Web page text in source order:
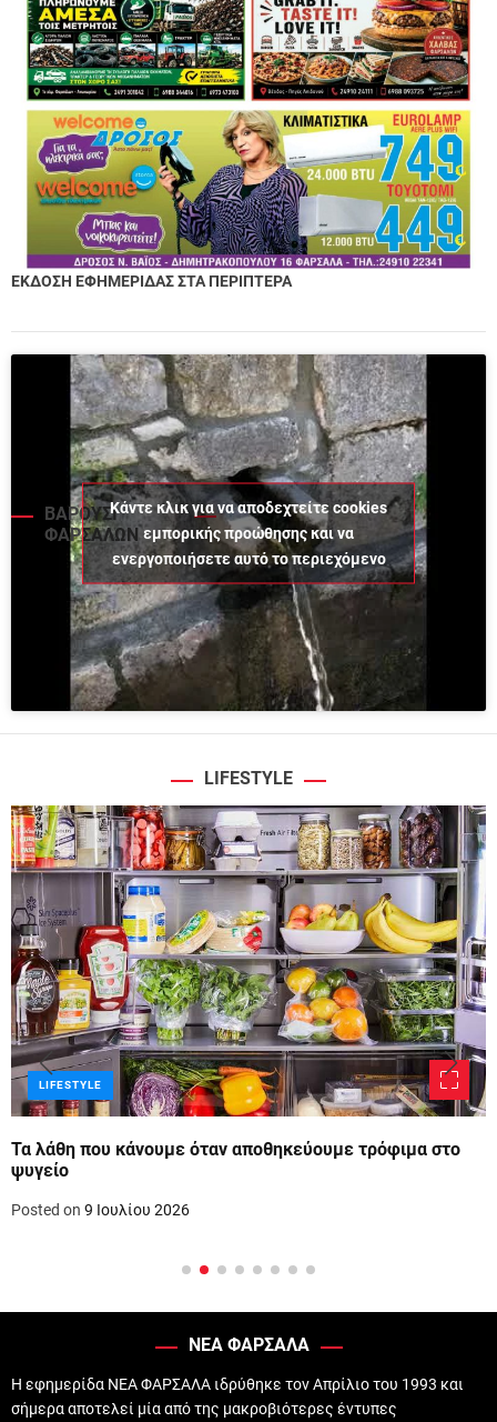
ΕΚΔΟΣΗ ΕΦΗΜΕΡΙΔΑΣ ΣΤΑ ΠΕΡΙΠΤΕΡΑ
ΒΑΡΟΥΣΙ
ΦΑΡΣΑΛΩΝ
Κάντε κλικ για να αποδεχτείτε cookies
εμπορικής προώθησης και να
ενεργοποιήσετε αυτό το περιεχόμενο
LIFESTYLE
LIFESTYLE
Τα λάθη που κάνουμε όταν αποθηκεύουμε τρόφιμα στο
ψυγείο
Posted on 9 Ιουλίου 2026
ΝΕΑ ΦΑΡΣΑΛΑ
Η εφημερίδα ΝΕΑ ΦΑΡΣΑΛΑ ιδρύθηκε τον Απρίλιο του 1993 και
σήμερα αποτελεί μία από της μακροβιότερες έντυπες